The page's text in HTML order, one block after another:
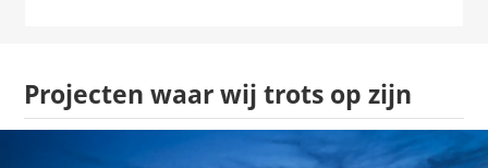
Projecten waar wij trots op zijn